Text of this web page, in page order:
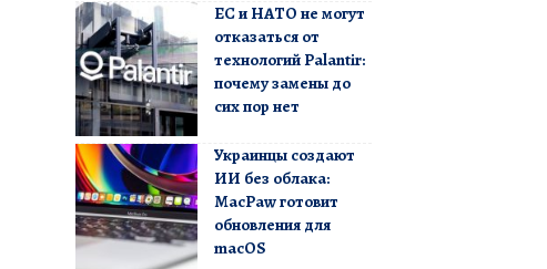
ЕС и НАТО не могут
отказаться от
технологий Palantir:
почему замены до
сих пор нет
Украинцы создают
ИИ без облака:
MacPaw готовит
обновления для
macOS